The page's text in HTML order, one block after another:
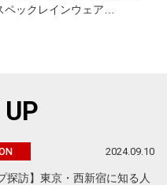
ペックレインウェア…
2024.09.10
探訪】東京・西新宿に知る人